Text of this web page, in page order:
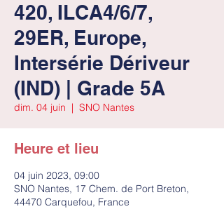
420, ILCA4/6/7,
29ER, Europe,
Intersérie Dériveur
(IND) | Grade 5A
dim. 04 juin
  |
SNO Nantes
Heure et lieu
04 juin 2023, 09:00
SNO Nantes, 17 Chem. de Port Breton,
44470 Carquefou, France